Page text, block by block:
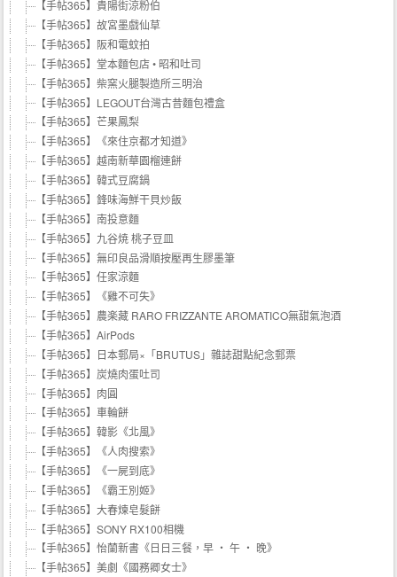
【手帖365】貴陽街涼粉伯
【手帖365】故宮墨戲仙草
【手帖365】阪和電蚊拍
【手帖365】堂本麵包店 • 昭和吐司
【手帖365】柴窯火腿製造所三明治
【手帖365】LEGOUT台灣古昔麵包禮盒
【手帖365】芒果鳳梨
【手帖365】《來住京都才知道》
【手帖365】越南新華園榴連餅
【手帖365】韓式豆腐鍋
【手帖365】鋒味海鮮干貝炒飯
【手帖365】南投意麵
【手帖365】九谷焼 桃子豆皿
【手帖365】無印良品滑順按壓再生膠墨筆
【手帖365】任家涼麵
【手帖365】《雞不可失》
【手帖365】農楽藏 RARO FRIZZANTE AROMATICO無甜氣泡酒
【手帖365】AirPods
【手帖365】日本郵局×「BRUTUS」雜誌甜點紀念郵票
【手帖365】炭燒肉蛋吐司
【手帖365】肉圓
【手帖365】車輪餅
【手帖365】韓影《北風》
【手帖365】《人肉搜索》
【手帖365】《一屍到底》
【手帖365】《霸王別姬》
【手帖365】大春煉皂髮餅
【手帖365】SONY RX100相機
【手帖365】怡蘭新書《日日三餐，早 ‧ 午 ‧ 晚》
【手帖365】美劇《國務卿女士》